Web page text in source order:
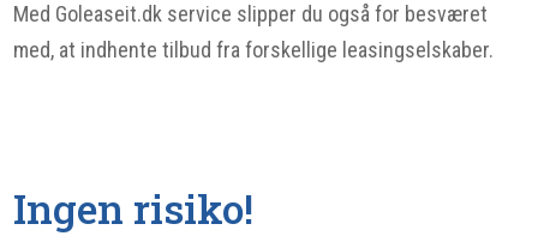
Med Goleaseit.dk service slipper du også for besværet
med, at indhente tilbud fra forskellige leasingselskaber.
Ingen risiko!